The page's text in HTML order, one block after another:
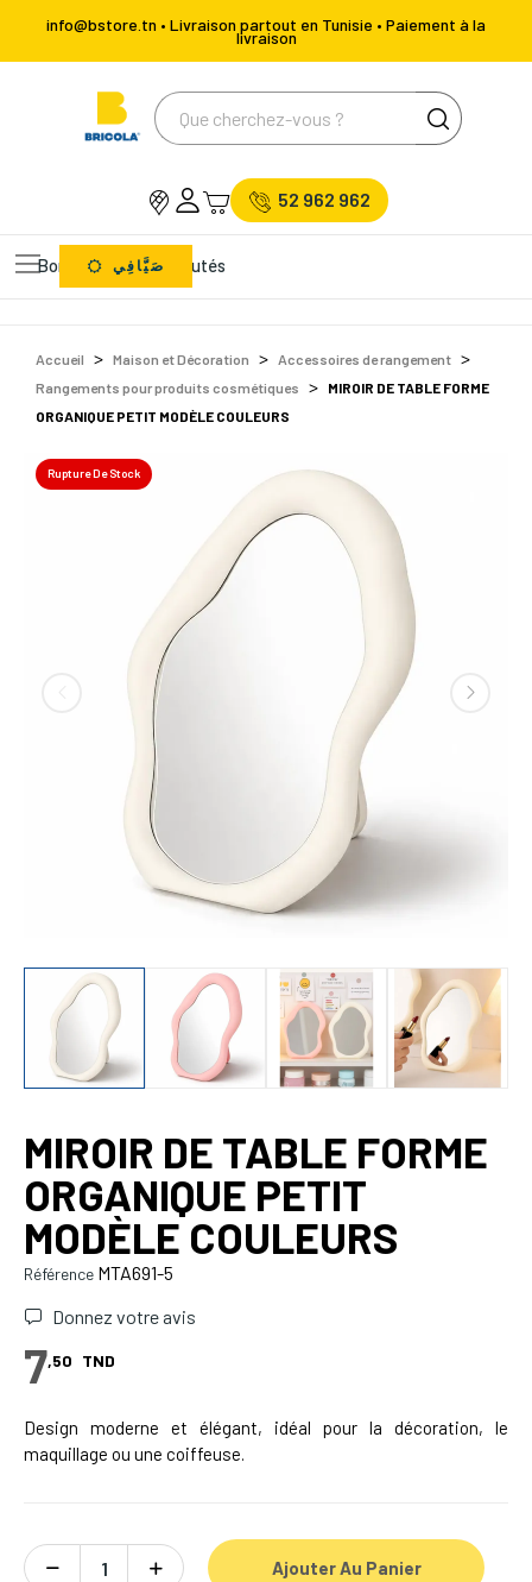
info@bstore.tn • Livraison partout en Tunisie • Paiement à la
livraison
52 962 962
Bons Plans Nouveautés
صَيَّافِي
Accueil Maison et Décoration
Accessoires de rangement
Rangements pour produits cosmétiques
MIROIR DE TABLE FORME
ORGANIQUE PETIT MODÈLE COULEURS
Rupture De Stock
MIROIR DE TABLE FORME
ORGANIQUE PETIT
MODÈLE COULEURS
Référence MTA691-5
Donnez votre avis
7,50 TND
Design moderne et élégant, idéal pour la décoration, le
maquillage ou une coiffeuse.
Ajouter Au Panier